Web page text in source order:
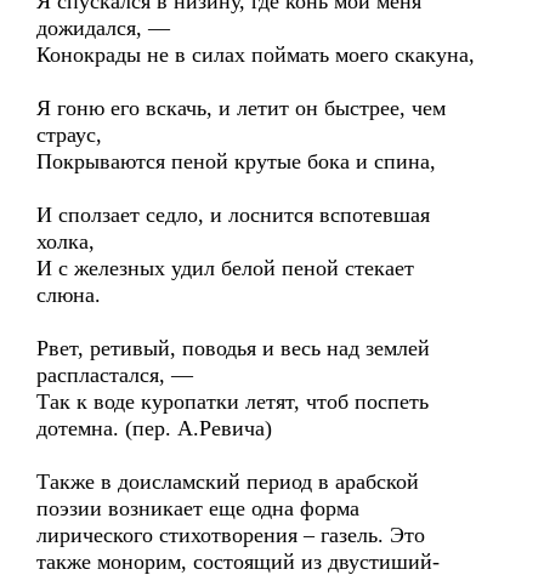
дожидался, —
Конокрады не в силах поймать моего скакуна,
Я гоню его вскачь, и летит он быстрее, чем
страус,
Покрываются пеной крутые бока и спина,
И сползает седло, и лоснится вспотевшая
холка,
И с железных удил белой пеной стекает
слюна.
Рвет, ретивый, поводья и весь над землей
распластался, —
Так к воде куропатки летят, чтоб поспеть
дотемна. (пер. А.Ревича)
Также в доисламский период в арабской
поэзии возникает еще одна форма
лирического стихотворения – газель. Это
также монорим, состоящий из двустиший-